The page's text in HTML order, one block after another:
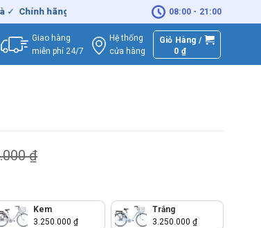
hãng– Xuất Miễn phí giao hàng - Sửa
08:00 - 21:00
Giao hàng
miễn phí 24/7
Hệ thống
cửa hàng
Giỏ Hàng /
0₫
₫
Kem
3.250.000₫
Trắng
3.250.000 ₫